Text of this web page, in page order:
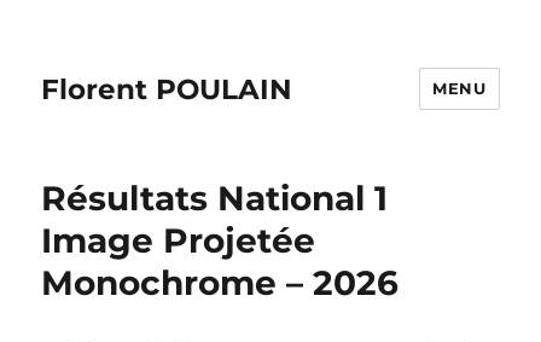
Florent POULAIN MENU
Résultats National 1
Image Projetée
Monochrome – 2026